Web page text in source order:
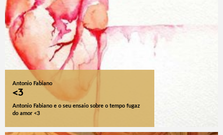
Antonio Fabiano
<3
Antonio Fabiano e o seu ensaio sobre o tempo fugaz
do amor <3